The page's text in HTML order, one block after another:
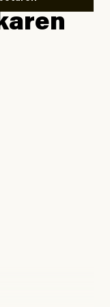
att
för att
ETC.
korrekt rubrik
senare om
domar till
vars motiv att
som de
uppgifter.